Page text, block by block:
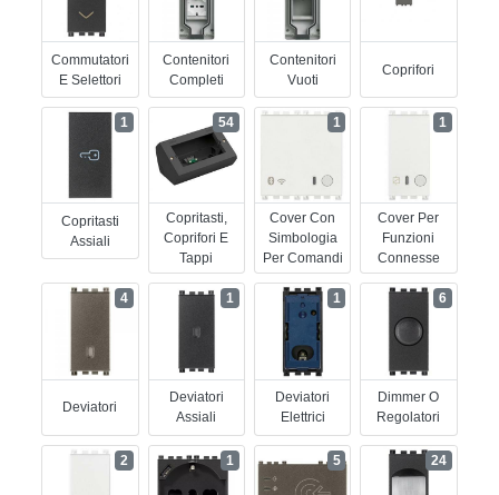
Commutatori
E Selettori
Contenitori
Completi
Contenitori
Vuoti
Coprifori
Copritasti
Assiali
1
Copritasti,
Coprifori E
Tappi
54
Cover Con
Simbologia
Per Comandi
1
Cover Per
Funzioni
Connesse
1
Deviatori
4
Deviatori
Assiali
1
Deviatori
Elettrici
1
Dimmer O
Regolatori
6
2 1 5 24